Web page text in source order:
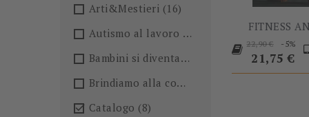
Arti&Mestieri (16)
Autismo al lavoro
(5)
Bambini si diventa
(4)
Brindiamo alla conoscenza!🍺
 Catalogo (8)
FITNESS
Prezzo
base
22,90 € -5%
21,75 €